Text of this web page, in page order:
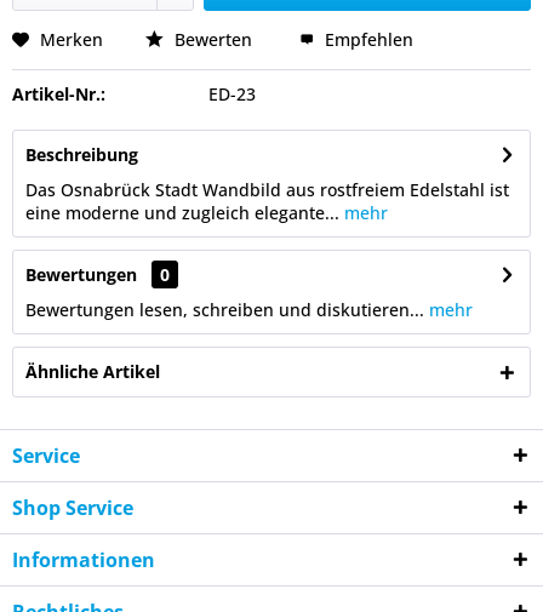
Merken Bewerten Empfehlen
Artikel-Nr.: ED-23
Beschreibung
Das Osnabrück Stadt Wandbild aus rostfreiem Edelstahl ist
eine moderne und zugleich elegante... mehr
Bewertungen
0
Bewertungen lesen, schreiben und diskutieren... mehr
Ähnliche Artikel
Service
Shop Service
Informationen